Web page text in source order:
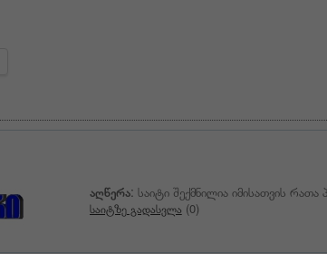
აღწერა: საიტი შექმნილია იმისათვის
საიტზე გადასვლა (0)